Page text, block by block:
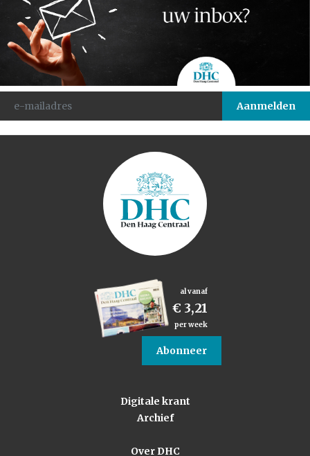
al vanaf
€ 3,21
per week
Abonneer
Digitale krant
Archief
Over DHC